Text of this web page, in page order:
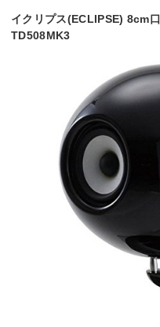
イクリプス(ECLIPSE) 8cm
TD508MK3